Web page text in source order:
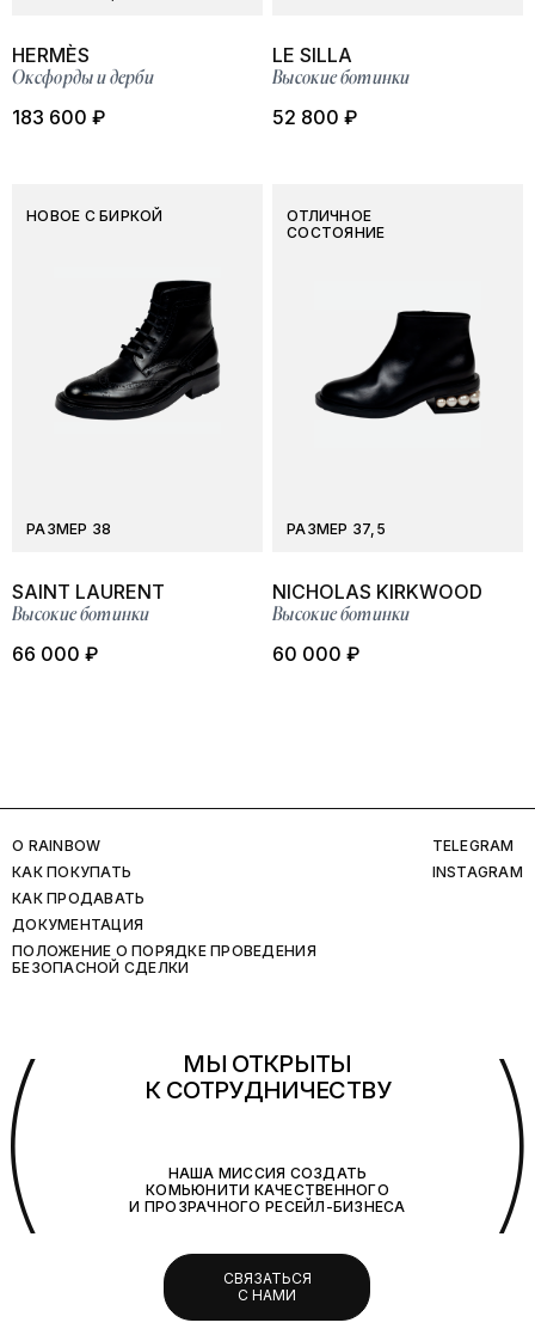
HERMÈS
Оксфорды и дерби
183 600 ₽
LE SILLA
Высокие ботинки
52 800 ₽
НОВОЕ С БИРКОЙ
РАЗМЕР 38
SAINT LAURENT
Высокие ботинки
66 000 ₽
ОТЛИЧНОЕ
СОСТОЯНИЕ
РАЗМЕР 37,5
NICHOLAS KIRKWOOD
Высокие ботинки
60 000 ₽
O RAINBOW
КАК ПОКУПАТЬ
КАК ПРОДАВАТЬ
ДОКУМЕНТАЦИЯ
ПОЛОЖЕНИЕ О ПОРЯДКЕ ПРОВЕДЕНИЯ
БЕЗОПАСНОЙ СДЕЛКИ
TELEGRAM
INSTAGRAM
МЫ ОТКРЫТЫ
К СОТРУДНИЧЕСТВУ
НАША МИССИЯ СОЗДАТЬ
КОМЬЮНИТИ КАЧЕСТВЕННОГО
И ПРОЗРАЧНОГО РЕСЕЙЛ-БИЗНЕСА
СВЯЗАТЬСЯ
С НАМИ